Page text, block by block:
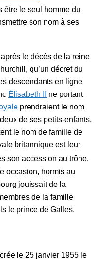
être le seul homme du
son nom à ses
le décès de la reine
qu’un décret du
descendants en ligne
Élisabeth II
ne portant
prendraient le nom
de ses petits-enfants,
le nom de famille de
britannique est leur
son accession au trône,
occasion, hormis au
jouissait de la
de la famille
le prince de Galles.
le 25 janvier 1955 le